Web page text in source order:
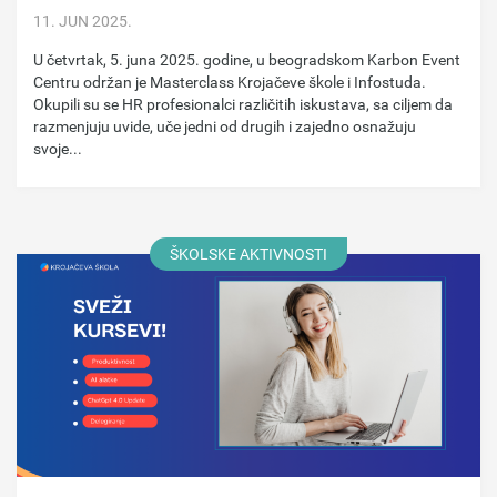
11. JUN 2025.
U četvrtak, 5. juna 2025. godine, u beogradskom Karbon Event
Centru održan je Masterclass Krojačeve škole i Infostuda.
Okupili su se HR profesionalci različitih iskustava, sa ciljem da
razmenjuju uvide, uče jedni od drugih i zajedno osnažuju
svoje...
ŠKOLSKE AKTIVNOSTI